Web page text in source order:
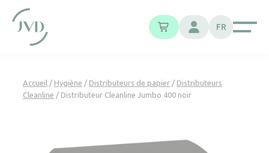
FR
Accueil / Hygiène / Distributeurs de papier / Distributeurs
Cleanline / Distributeur Cleanline Jumbo 400 noir
Panneau de gestion des cookies